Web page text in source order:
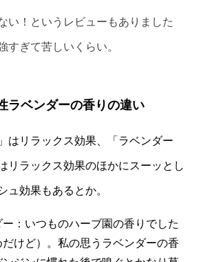
い！というレビューもありました
すぎて苦しいくらい。
ラベンダーの香りの違い
はリラックス効果、「ラベンダー
リラックス効果のほかにスーッとし
ュ効果もあるとか。
：いつものハーブ園の香りでした
だけど）。私の思うラベンダーの香